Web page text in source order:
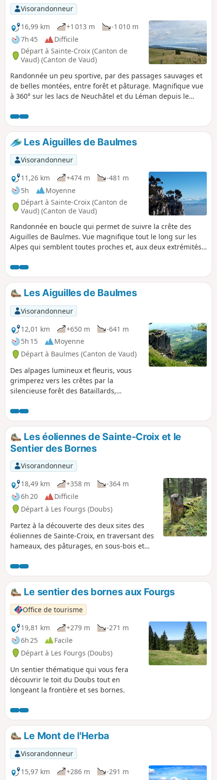
Visorandonneur
16,99 km
+1 013 m
-1 010 m
7h 45
Difficile
Départ à Sainte-Croix (Canton de
Vaud) (Canton de Vaud)
Randonnée un peu sportive, par des passages sauvages et
de belles montées, entre forêt et pâturage. Magnifique vue
à 360° sur les lacs de Neuchâtel et du Léman depuis le
(pierre d'énergie). Passerelles et escaliers au Saut de l'Eau.
Les Aiguilles de Baulmes
Visorandonneur
11,26 km
+474 m
-481 m
5h
Moyenne
Départ à Sainte-Croix (Canton de
Vaud) (Canton de Vaud)
Randonnée en boucle qui permet de suivre la crête des
Aiguilles de Baulmes. Vue magnifique tout le long sur les
Alpes qui semblent toutes proches et, aux deux extrémités,
du circuit n'est pas garanti.
Les Aiguilles de Baulmes
Visorandonneur
12,01 km
+650 m
-641 m
5h 15
Moyenne
Départ à Baulmes (Canton de Vaud)
Des alpages lumineux et fleuris, vous
grimperez vers les crêtes par la
silencieuse forêt des Bataillards,
abruptes, première pente du Jura,
découpées en aiguilles qui vous
offriront des vues sur les Alpes, le Mont
Blanc, le Léman et le lac de Neuchâtel.
De l’autre côté, le panorama s’étend de
La Dôle jusqu’au Chasseral, en passant
par le Suchet et la Dent de Vaulion.
Les éoliennes de Sainte-Croix et le
Sentier des Bornes
Visorandonneur
18,49 km
+358 m
-364 m
6h 20
Difficile
Départ à Les Fourgs (Doubs)
Partez à la découverte des deux sites des
éoliennes de Sainte-Croix, en traversant des
hameaux, des pâturages, en sous-bois et
au Mont des Cerfs (1280 m) et son gîte rural
puis vous faites un aller-retour pour voir le
gouffre du Creux des Neiges. Le retour se
fait par le Sentier des Bornes.
Le sentier des bornes aux Fourgs
Office de tourisme
19,81 km
+279 m
-271 m
6h 25
Facile
Départ à Les Fourgs (Doubs)
Un sentier thématique qui vous fera
découvrir le toit du Doubs tout en
longeant la frontière et ses bornes.
Le Mont de l'Herba
Visorandonneur
15,97 km
+286 m
-291 m